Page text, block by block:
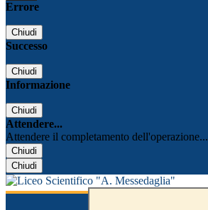
Errore
Chiudi
Successo
Chiudi
Informazione
Chiudi
Attendere...
Attendere il completamento dell'operazione...
Chiudi
Chiudi